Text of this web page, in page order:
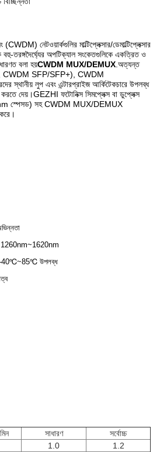
(CWDM) নেটওয়ার্কগুলির মাল্টিপ্লেক্সার/ডেমাল্টিপ্লেক্সার
তরঙ্গদৈর্ঘ্যের অপটিক্যাল সংকেতগুলিকে একত্রিত ও
বলা হয়CWDM MUX/DEMUX .অত্যন্ত
CWDM SFP/SFP+), CWDM
স্থানীয় লুপ এবং এন্টারপ্রাইজ আর্কিটেকচারে উপলব্ধ
করতে দেয়।GEZHI ফটোনিক্স সিমপ্লেক্স বা ডুপ্লেক্স
স্পেসড) সহ CWDM MUX/DEMUX
1260nm~1620nm
40℃~85℃ উপলব্ধ
মিন সাধারণ
সর্বোচ্চ
1.0
1.2